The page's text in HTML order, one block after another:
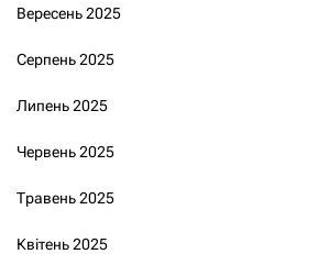
Вересень 2025
Серпень 2025
Липень 2025
Червень 2025
Травень 2025
Квітень 2025